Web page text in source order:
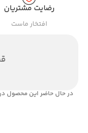
رضایت مشتریان
افتخار ماست
در حال حاضر این محصول